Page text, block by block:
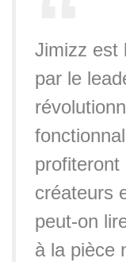
Jimizz est
par le
créateurs
peut-on
à la pièce